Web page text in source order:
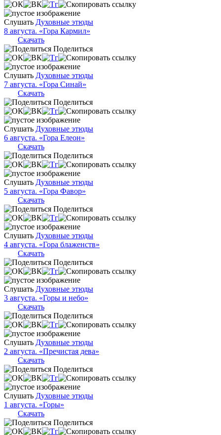
Слушать Духовные этюды
8 августа. «Гора Кармил»
Скачать
Поделиться
Слушать Духовные этюды
7 августа. «Гора Синай»
Скачать
Поделиться
Слушать Духовные этюды
6 августа. «Гора Елеон»
Скачать
Поделиться
Слушать Духовные этюды
5 августа. «Гора Фавор»
Скачать
Поделиться
Слушать Духовные этюды
4 августа. «Гора блаженств»
Скачать
Поделиться
Слушать Духовные этюды
3 августа. «Горы и небо»
Скачать
Поделиться
Слушать Духовные этюды
2 августа. «Пречистая дева»
Скачать
Поделиться
Слушать Духовные этюды
1 августа. «Горы»
Скачать
Поделиться